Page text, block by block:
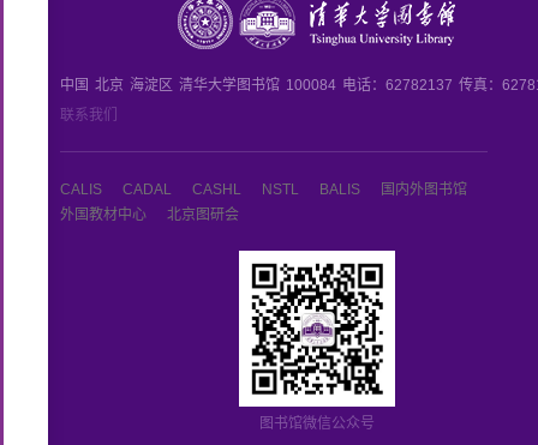
中国 北京 海淀区 清华大学图书馆 100084 电话：62782137 传真：
联系我们
CALIS CADAL CASHL NSTL BALIS
国内外图书馆
外国教材中心
北京图研会
图书馆微信公众号